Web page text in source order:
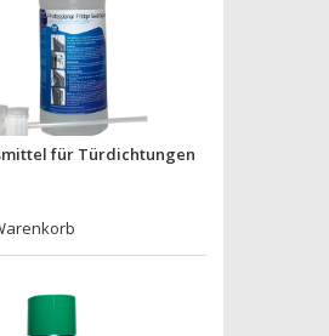
für Türdichtungen